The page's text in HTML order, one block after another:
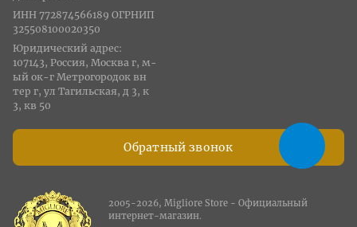
Обратный звонок
ИНН 772874566189 ОГРНИП
325508100020350
Юридический адрес:
107143, Россия, Москва г, м-
ый ок-г Метрогородок вн
тер г, ул Тагильская, д 3, к
3, кв 50
2005-2026, Migliore Store - Официальный
интернет-магазин.